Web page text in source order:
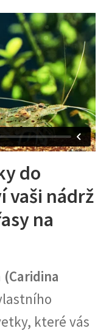
do
vaši nádrž
na
které vás